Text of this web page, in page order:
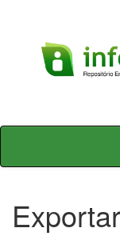
Skip